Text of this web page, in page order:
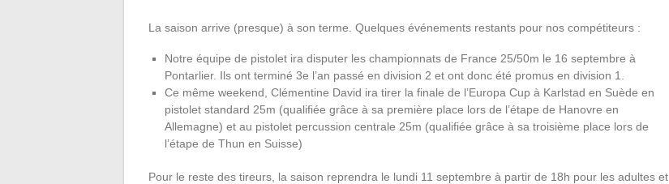
La saison arrive (presque) à son terme. Quelques événements restants pour nos compétiteurs :
Notre équipe de pistolet ira disputer les championnats de France 25/50m le 16 septembre à
Pontarlier. Ils ont terminé 3e l’an passé en division 2 et ont donc été promus en division 1.
Ce même weekend, Clémentine David ira tirer la finale de l’Europa Cup à Karlstad en Suède en
pistolet standard 25m (qualifiée grâce à sa première place lors de l’étape de Hanovre en
Allemagne) et au pistolet percussion centrale 25m (qualifiée grâce à sa troisième place lors de
l’étape de Thun en Suisse)
Pour le reste des tireurs, la saison reprendra le lundi 11 septembre à partir de 18h pour les adultes et